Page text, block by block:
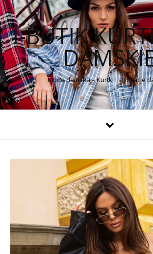
I-BUTIK
Moda damska – Kurtki i stylizacje